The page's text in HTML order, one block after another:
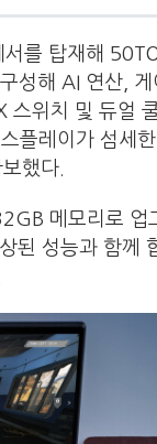
를 탑재해
해 AI 연산, 게
위치 및 듀얼
플레이가 섬세
했다.
메모리로 업
성능과 함께